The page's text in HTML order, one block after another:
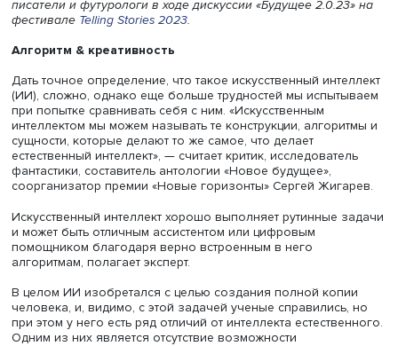
Развитие цифровых технологий меняет будущее
соревнуется с естественным, личности — с аватарами.
переселение людей в цифровую реальность,
писатели и футурологи в ходе дискуссии «Будущее
фестивалеTelling Stories 2023.
Алгоритм & креативность
Дать точное определение, что такое искусственный
при попытке сравнивать себя с ним. «Искусственным
интеллектом мы можем называть те конструкции,
сущности, которые делают то же самое, что делает
фантастики, составитель антологии «Новое будущее»,
соорганизатор премии «Новые горизонты» Сергей